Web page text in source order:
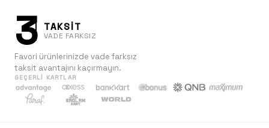
3 TAKSİT
VADE FARKSIZ
Favori ürünlerinizde vade farksız
taksit avantajını kaçırmayın.
GEÇERLI KARTLAR